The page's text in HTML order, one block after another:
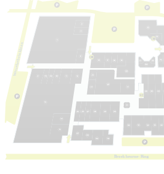
Broek heurne- R ing
W
elerbrin
k
laan